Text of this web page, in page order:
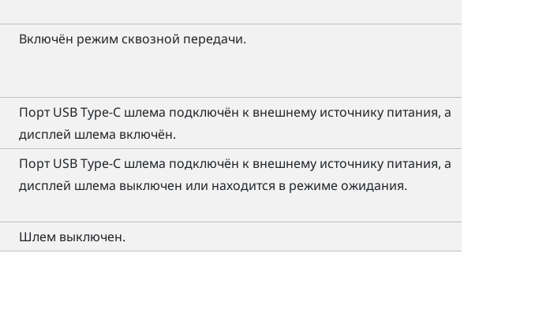
Включён режим сквозной передачи.
ПортUSB Type-Cшлема подключён к внешнему источнику питания, а
дисплей шлема включён.
ПортUSB Type-Cшлема подключён к внешнему источнику питания, а
дисплей шлема выключен или находится в режиме ожидания.
Шлем выключен.